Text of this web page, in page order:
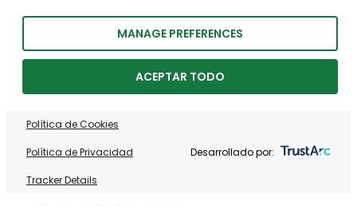
MANAGE PREFERENCES
ACEPTAR TODO
Política de Cookies
Política de Privacidad
Tracker Details
Desarrollado por: